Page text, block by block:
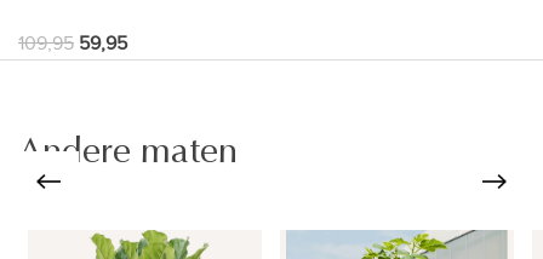
109,95 59,95
Andere maten